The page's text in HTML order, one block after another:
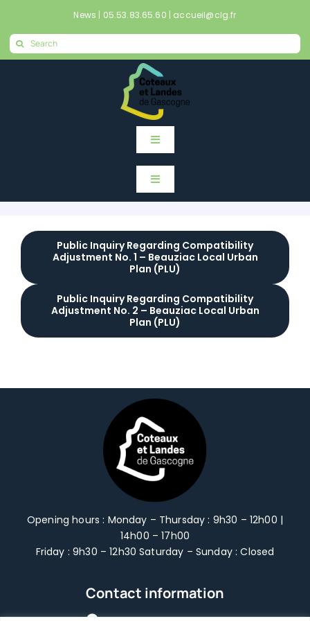
to
content
News | 05.53.83.65.60 | accueil@clg.fr
Search
for:
Toggle
Navigation
Home
Mes démarches en ligne
Notre territoire
Waste management
Voirie intercommunale
Tourisme
Mobilité
Aménagement du Territoire
Toggle
Navigation
Mes démarches en ligne
Waste management
Public Inquiry Regarding Compatibility
Adjustment No. 1 – Beauziac Local Urban
Plan (PLU)
Public Inquiry Regarding Compatibility
Adjustment No. 2 – Beauziac Local Urban
Plan (PLU)
Opening hours : Monday – Thursday : 9h30 – 12h00 |
14h00 – 17h00
Friday : 9h30 – 12h30 Saturday – Sunday : Closed
Contact information